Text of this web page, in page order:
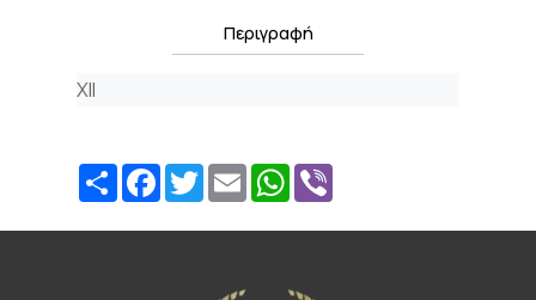
Περιγραφή
XII
ShareFacebook
TwitterEmailWhatsApp